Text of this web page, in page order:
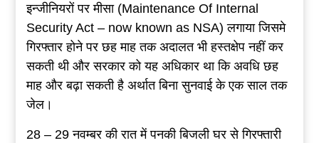
इन्जीनियरों पर मीसा (Maintenance Of Internal
Security Act – now known as NSA) लगाया जिसमे
गिरफ्तार होने पर छह माह तक अदालत भी हस्तक्षेप नहीं कर
सकती थी और सरकार को यह अधिकार था कि अवधि छह
माह और बढ़ा सकती है अर्थात बिना सुनवाई के एक साल तक
जेल।
28 – 29 नवम्बर की रात में पनकी बिजली घर से गिरफ्तारी